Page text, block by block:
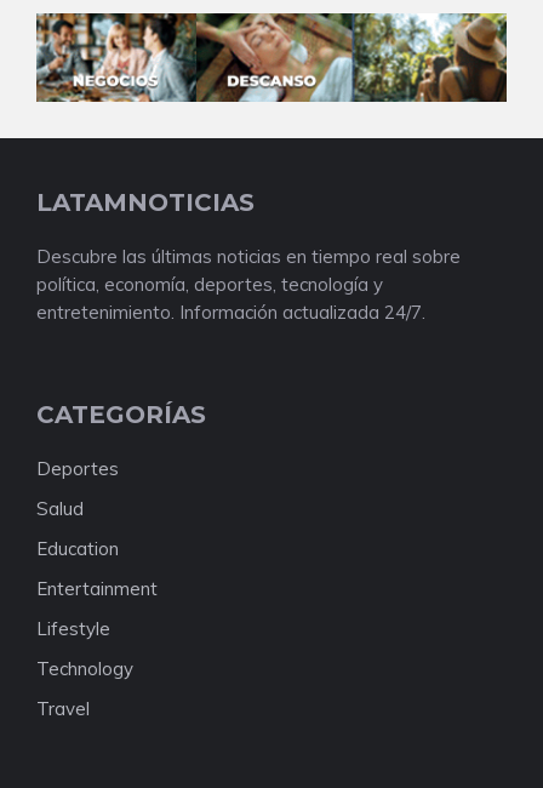
LATAMNOTICIAS
Descubre las últimas noticias en tiempo real sobre
política, economía, deportes, tecnología y
entretenimiento. Información actualizada 24/7.
CATEGORÍAS
Deportes
Salud
Education
Entertainment
Lifestyle
Technology
Travel